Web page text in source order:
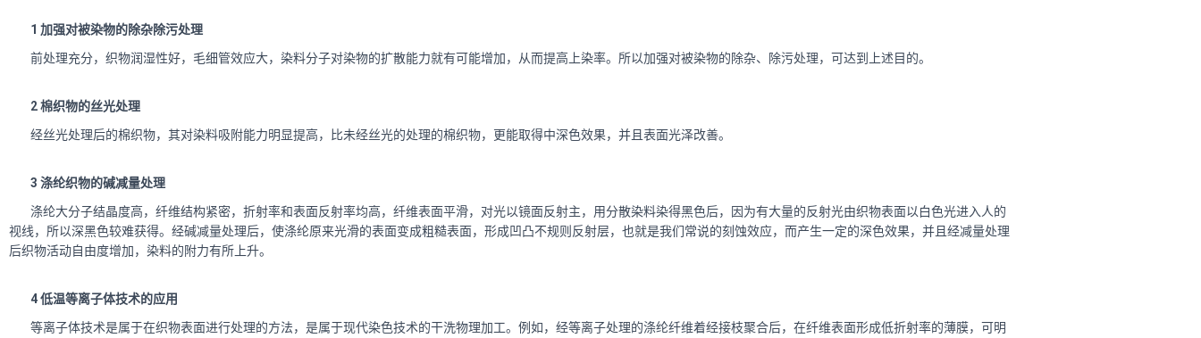
1 加强对被染物的除杂除污处理
前处理充分，织物润湿性好，毛细管效应大，染料分子对染物的扩散能力就有可能增加，从而提高上染率。所以加强对被染物的除杂、除污处理，可达到上述目的。
2 棉织物的丝光处理
经丝光处理后的棉织物，其对染料吸附能力明显提高，比未经丝光的处理的棉织物，更能取得中深色效果，并且表面光泽改善。
3 涤纶织物的碱减量处理
涤纶大分子结晶度高，纤维结构紧密，折射率和表面反射率均高，纤维表面平滑，对光以镜面反射主，用分散染料染得黑色后，因为有大量的反射光由织物表面以白色光进入人的
视线，所以深黑色较难获得。经碱减量处理后，使涤纶原来光滑的表面变成粗糙表面，形成凹凸不规则反射层，也就是我们常说的刻蚀效应，而产生一定的深色效果，并且经减量处理
后织物活动自由度增加，染料的附力有所上升。
4 低温等离子体技术的应用
等离子体技术是属于在织物表面进行处理的方法，是属于现代染色技术的干洗物理加工。例如，经等离子处理的涤纶纤维着经接枝聚合后，在纤维表面形成低折射率的薄膜，可明